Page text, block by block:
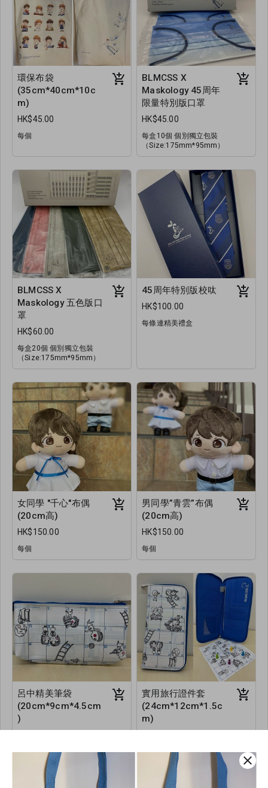
環保布袋
(35cm*40cm*10c
m)
HK$45.00
每個
BLMCSS X
Maskology 45周年
限量特別版口罩
HK$45.00
每盒10個 個別獨立包裝
（Size:175mm*95mm）
BLMCSS X
Maskology 五色版口
罩
HK$60.00
每盒20個 個別獨立包裝
（Size:175mm*95mm）
45周年特別版校呔
HK$100.00
每條連精美禮盒
女同學 "千心"布偶
(20cm高)
HK$150.00
每個
男同學”青雲”布偶
(20cm高)
HK$150.00
每個
呂中精美筆袋
(20cm*9cm*4.5cm
)
每個
實用旅行證件套
(24cm*12cm*1.5c
m)
每個
close